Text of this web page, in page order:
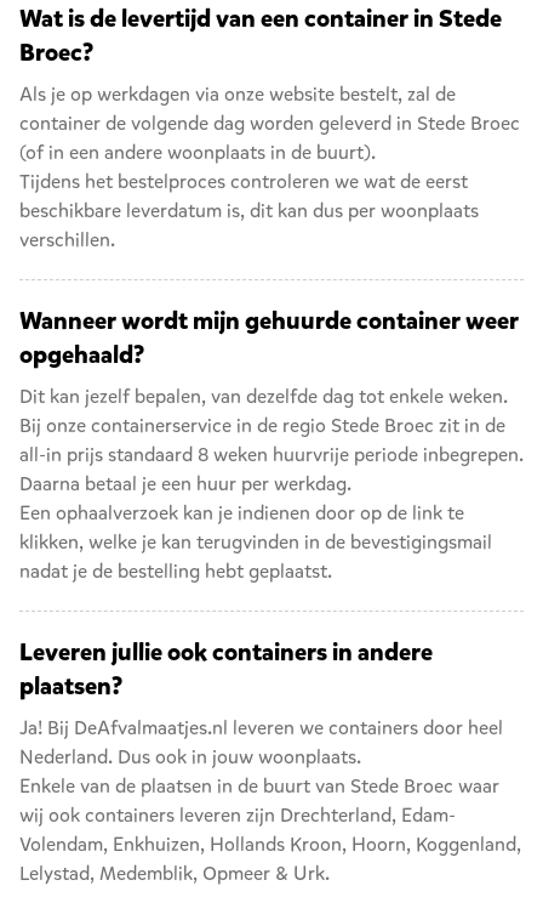
Wat is de levertijd van een container in Stede
Broec?
Als je op werkdagen via onze website bestelt, zal de
container de volgende dag worden geleverd in Stede Broec
(of in een andere woonplaats in de buurt).
Tijdens het bestelproces controleren we wat de eerst
beschikbare leverdatum is, dit kan dus per woonplaats
verschillen.
Wanneer wordt mijn gehuurde container weer
opgehaald?
Dit kan jezelf bepalen, van dezelfde dag tot enkele weken.
Bij onze containerservice in de regio Stede Broec zit in de
all-in prijs standaard 8 weken huurvrije periode inbegrepen.
Daarna betaal je een huur per werkdag.
Een ophaalverzoek kan je indienen door op de link te
klikken, welke je kan terugvinden in de bevestigingsmail
nadat je de bestelling hebt geplaatst.
Leveren jullie ook containers in andere
plaatsen?
Ja! Bij DeAfvalmaatjes.nl leveren we containers door heel
Nederland. Dus ook in jouw woonplaats.
Enkele van de plaatsen in de buurt van Stede Broec waar
wij ook containers leveren zijn Drechterland, Edam-
Volendam, Enkhuizen, Hollands Kroon, Hoorn, Koggenland,
Lelystad, Medemblik, Opmeer & Urk.